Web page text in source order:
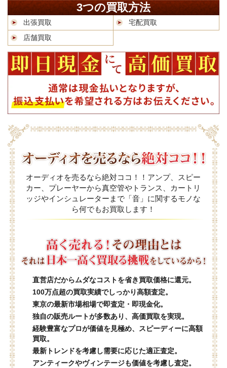
3つの買取方法
出張買取
宅配買取
店舗買取
オーディオを売るなら絶対ココ！！アンプ、スピー
カー、プレーヤーから真空管やトランス、カートリ
ッジやインシュレーターまで「音」に関するモノな
ら何でもお買取します！
直営店だからムダなコストを省き買取価格に還元。
100万点超の買取実績でしっかり高額査定。
東京の最新市場相場で即査定・即現金化。
独自の販売ルートが多数あり、高価買取を実現。
経験豊富なプロが価値を見極め、スピーディーに高額
買取。
最新トレンドを考慮し需要に応じた適正査定。
アンティークやヴィンテージも価値を考慮し査定。